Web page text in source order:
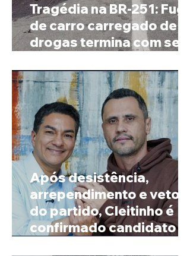
Tragédia na BR-251: Fuga
de carro carregado de
drogas termina com sete
Após desistência,
arrependimento e veto
do partido, Cleitinho é
confirmado candidato ao